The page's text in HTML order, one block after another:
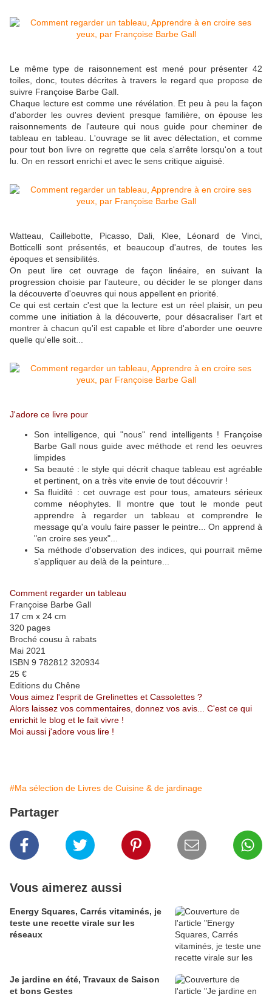
Le même type de raisonnement est mené pour présenter 42
toiles, donc, toutes décrites à travers le regard que propose de
suivre Françoise Barbe Gall.
Chaque lecture est comme une révélation. Et peu à peu la façon
d'aborder les ouvres devient presque familière, on épouse les
raisonnements de l'auteure qui nous guide pour cheminer de
tableau en tableau. L'ouvrage se lit avec délectation, et comme
pour tout bon livre on regrette que cela s'arrête lorsqu'on a tout
lu. On en ressort enrichi et avec le sens critique aiguisé.
Watteau, Caillebotte, Picasso, Dali, Klee, Léonard de Vinci,
Botticelli sont présentés, et beaucoup d'autres, de toutes les
époques et sensibilités.
On peut lire cet ouvrage de façon linéaire, en suivant la
progression choisie par l'auteure, ou décider le se plonger dans
la découverte d'oeuvres qui nous appellent en priorité.
Ce qui est certain c'est que la lecture est un réel plaisir, un peu
comme une initiation à la découverte, pour désacraliser l'art et
montrer à chacun qu'il est capable et libre d'aborder une oeuvre
quelle qu'elle soit...
J'adore ce livre pour
Son intelligence, qui "nous" rend intelligents ! Françoise
Barbe Gall nous guide avec méthode et rend les oeuvres
limpides
Sa beauté : le style qui décrit chaque tableau est agréable
et pertinent, on a très vite envie de tout découvrir !
Sa fluidité : cet ouvrage est pour tous, amateurs sérieux
comme néophytes. Il montre que tout le monde peut
apprendre à regarder un tableau et comprendre le
message qu'a voulu faire passer le peintre... On apprend à
"en croire ses yeux"...
Sa méthode d'observation des indices, qui pourrait même
s'appliquer au delà de la peinture...
Comment regarder un tableau
Françoise Barbe Gall
17 cm x 24 cm
320 pages
Broché cousu à rabats
Mai 2021
ISBN 9 782812 320934
25 €
Editions du Chêne
Vous aimez l'esprit de Grelinettes et Cassolettes ?
Alors laissez vos commentaires, donnez vos avis... C'est ce qui
enrichit le blog et le fait vivre !
Moi aussi j'adore vous lire !
#Ma sélection de Livres de Cuisine & de jardinage
Partager
Vous aimerez aussi
Energy Squares, Carrés vitaminés, je
teste une recette virale sur les
réseaux
Je jardine en été, Travaux de Saison
et bons Gestes